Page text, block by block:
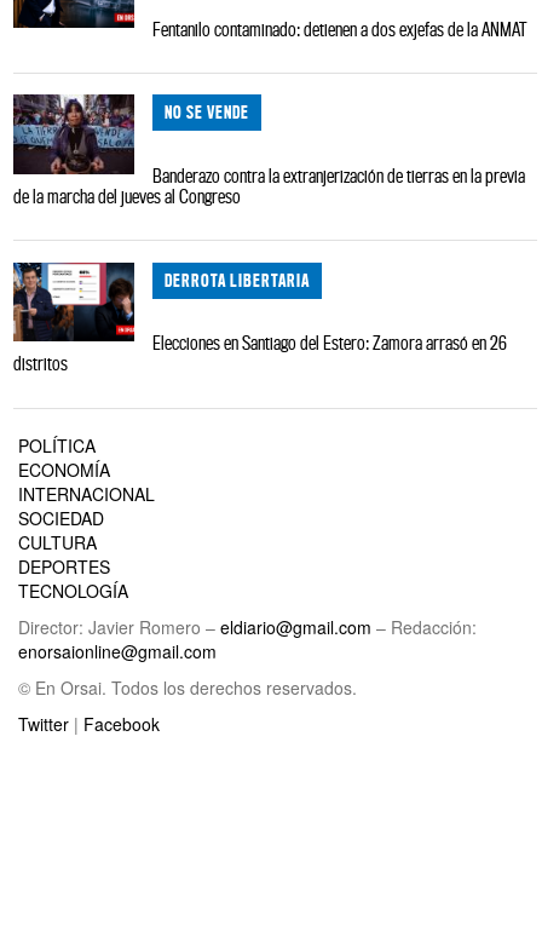
Fentanilo contaminado: detienen a dos exjefas de la ANMAT
NO SE VENDE
Banderazo contra la extranjerización de tierras en la previa
de la marcha del jueves al Congreso
DERROTA LIBERTARIA
Elecciones en Santiago del Estero: Zamora arrasó en 26
distritos
POLÍTICA
ECONOMÍA
INTERNACIONAL
SOCIEDAD
CULTURA
DEPORTES
TECNOLOGÍA
Director: Javier Romero – eldiario@gmail.com – Redacción:
enorsaionline@gmail.com
© En Orsai. Todos los derechos reservados.
Twitter | Facebook